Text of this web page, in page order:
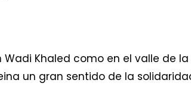
Khaled como en el valle de
un gran sentido de la